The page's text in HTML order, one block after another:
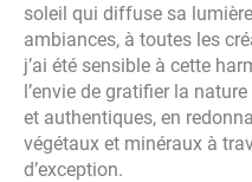
soleil qui diffuse sa
ambiances, à toutes les
j’ai été sensible à cette
l’envie de gratifier la
et authentiques, en
végétaux et minéraux à
d’exception.